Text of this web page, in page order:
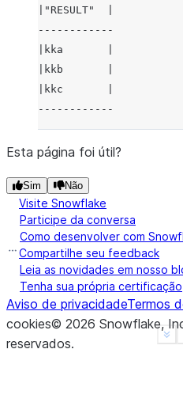
|"RESULT"  |
------------
|kka       |
|kkb       |
|kkc       |
------------
Esta página foi útil?
Sim Não
Visite Snowflake
Participe da conversa
Como desenvolver com
Compartilhe seu feedback
Leia as novidades em nosso
Tenha sua própria certificação
Aviso de privacidadeTermos
cookies© 2026 Snowflake,
reservados.